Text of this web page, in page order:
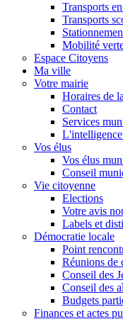
Transports
Transports
Mobilité
Espace Citoyens
Ma ville
Votre mairie
Horaires de
Contact
Services
Vos élus
Vos élus
Conseil
Vie citoyenne
Elections
Votre avis
Labels et
Démocratie locale
Point
Réunions de
Conseil des
Conseil des
Budgets
Finances et actes